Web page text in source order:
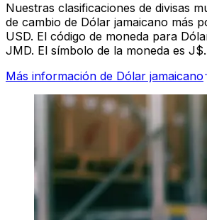
Nuestras clasificaciones de divisas
de cambio de Dólar jamaicano más
USD. El código de moneda para
JMD. El símbolo de la moneda es J$.
Más información de Dólar jamaicano